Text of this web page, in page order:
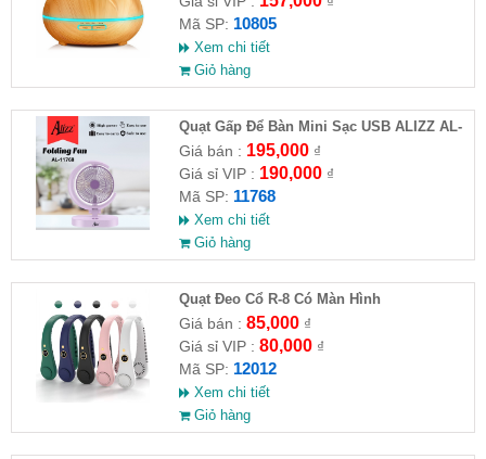
Mã SP: 10805
Xem chi tiết
Giỏ hàng
Quạt Gấp Để Bàn Mini Sạc USB ALIZZ AL-
11768
Giá bán : 195,000₫
Giá sỉ VIP : 190,000₫
Mã SP: 11768
Xem chi tiết
Giỏ hàng
Quạt Đeo Cổ R-8 Có Màn Hình
Giá bán : 85,000₫
Giá sỉ VIP : 80,000₫
Mã SP: 12012
Xem chi tiết
Giỏ hàng